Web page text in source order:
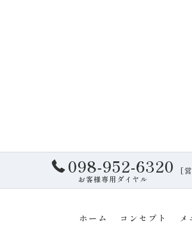
098-952-6320
お客様専用ダイヤル
[
ホーム コンセプト メ